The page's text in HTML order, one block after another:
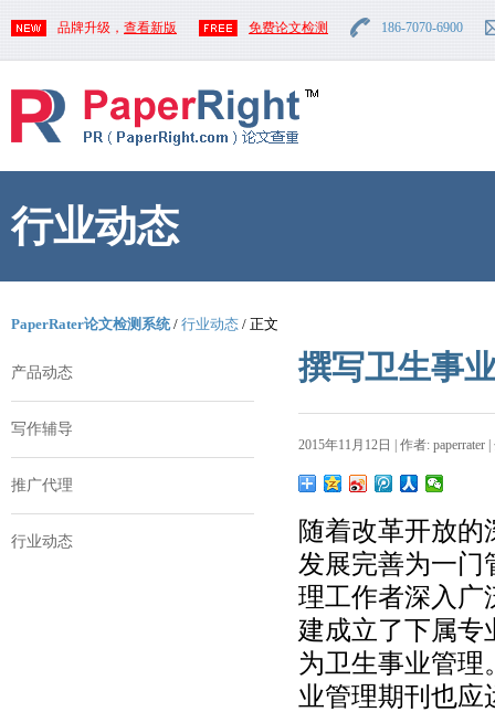
品牌升级， 查看新版 免费论文检测 186-7070-6900
行业动态
PaperRater论文检测系统/ 行业动态 / 正文
产品动态
写作辅导
推广代理
行业动态
撰写卫生事
2015年11月12日 | 作者: paperrater
随着改革开放
发展完善为一门
理工作者深入广
建成立了下属
为卫生事业管
业管理期刊也应